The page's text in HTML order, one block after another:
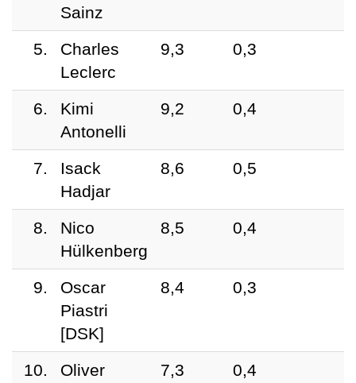
Sainz
5.
Charles
Leclerc
9,3 0,3
6.
Kimi
Antonelli
9,2 0,4
7.
Isack
Hadjar
8,6 0,5
8.
Nico
Hülkenberg
8,5 0,4
9.
Oscar
Piastri
[DSK]
8,4 0,3
10.
Oliver
7,3 0,4